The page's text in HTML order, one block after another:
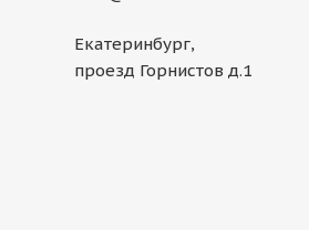
Екатеринбург,
проезд Горнистов д.1